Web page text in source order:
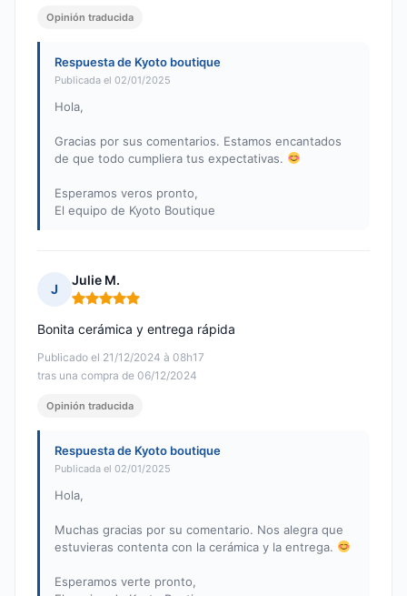
Opinión traducida
Respuesta de Kyoto boutique
Publicada el 02/01/2025
Hola,
Gracias por sus comentarios. Estamos encantados
de que todo cumpliera tus expectativas.
Esperamos veros pronto,
El equipo de Kyoto Boutique
J
Julie M.
Nota: 5 de 5
Publicado el 21/12/2024 à 08h17
tras una compra de 06/12/2024
Bonita cerámica y entrega rápida
Opinión traducida
Respuesta de Kyoto boutique
Publicada el 02/01/2025
Hola,
Muchas gracias por su comentario. Nos alegra que
estuvieras contenta con la cerámica y la entrega.
Esperamos verte pronto,